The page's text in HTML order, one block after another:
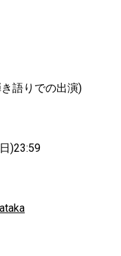
語りでの出演)
)23:59